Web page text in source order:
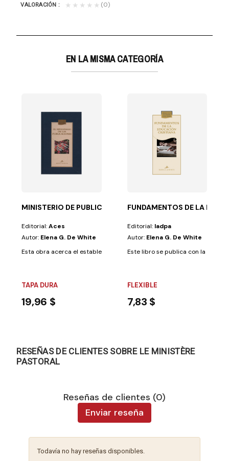
VALORACIÓN ★★★★★ (0)
EN LA MISMA CATEGORÍA
CORRECTO-T/D AZ
White llegó a ser una de las más destacadas...
MINISTERIO DE PUBLICACIONES, EL-T/D AZUL
Editorial:Aces
Autor: Elena G. De White
Esta obra acerca el establecimiento de la obra de las publicaciones en
TAPA DURA
19,96 $
FUNDAMENTOS DE LA
Editorial: Iadpa
Autor: Elena G. De White
Este libro se publica con la
FLEXIBLE
7,83 $
RESEÑAS DE CLIENTES SOBRE LE MINISTÈRE
PASTORAL
Reseñas de clientes (0)
Enviar reseña
Todavía no hay reseñas disponibles.